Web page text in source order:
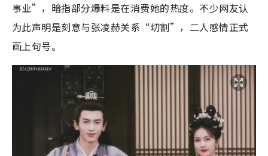
事业”，暗指部分爆料是在消费她的热度。不少网友认
为此声明是刻意与张凌赫关系“切割”，二人感情正式
画上句号。